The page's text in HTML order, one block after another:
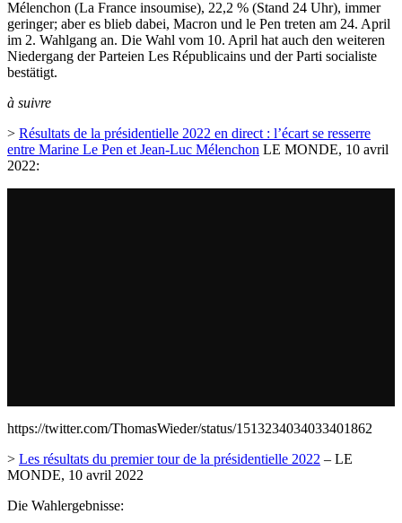
Mélenchon (La France insoumise), 22,2 % (Stand 24 Uhr), immer
geringer; aber es blieb dabei, Macron und le Pen treten am 24. April
im 2. Wahlgang an. Die Wahl vom 10. April hat auch den weiteren
Niedergang der Parteien Les Républicains und der Parti socialiste
bestätigt.
à suivre
> Résultats de la présidentielle 2022 en direct : l’écart se resserre
entre Marine Le Pen et Jean-Luc Mélenchon LE MONDE, 10 avril
2022:
https://twitter.com/ThomasWieder/status/1513234034033401862
> Les résultats du premier tour de la présidentielle 2022 – LE
MONDE, 10 avril 2022
Die Wahlergebnisse: